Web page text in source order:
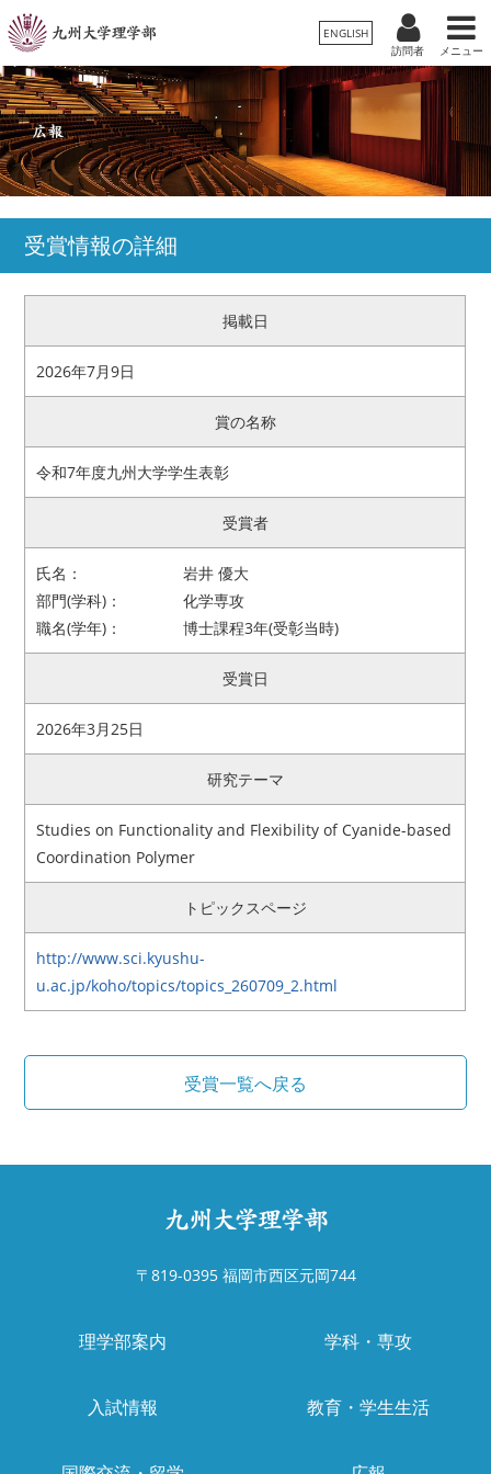
ENGLISH
訪問者
メニュー
受験生の方 卒業生/一般の方 在学生の方
保護者の方 教職員の方
理学部案内
学科・専攻
教育・学生生活
国際交流・留学
広報
アクセス お問い合わせ
サイトポリシー 寄付のご案内
受賞情報の詳細
掲載日
2026年7月9日
賞の名称
令和7年度九州大学学生表彰
受賞者
氏名：
岩井 優大
部門(学科)：
化学専攻
職名(学年)：
博士課程3年(受彰当時)
受賞日
2026年3月25日
研究テーマ
Studies on Functionality and Flexibility of Cyanide-based
Coordination Polymer
トピックスページ
http://www.sci.kyushu-
u.ac.jp/koho/topics/topics_260709_2.html
〒819-0395 福岡市西区元岡744
理学部案内 学科・専攻
入試情報 教育・学生生活